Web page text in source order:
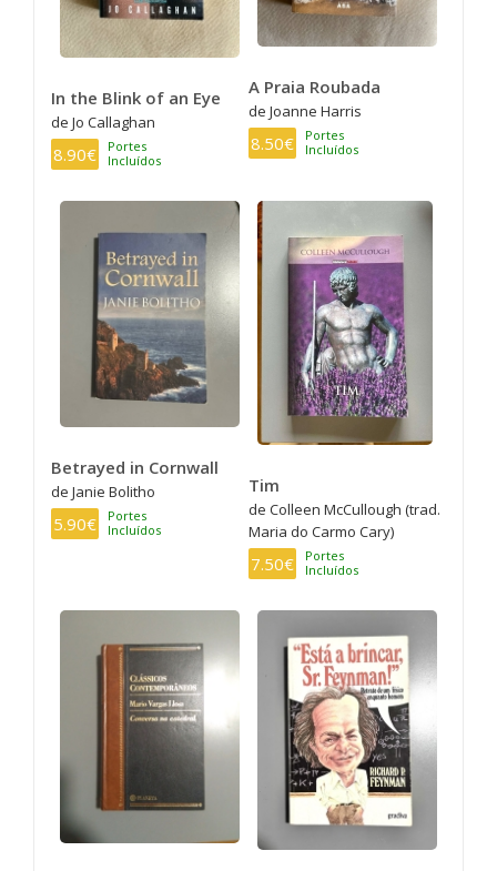
In the Blink of an Eye
de Jo Callaghan
8.90€
Portes
Incluídos
A Praia Roubada
de Joanne Harris
8.50€
Portes
Incluídos
Betrayed in Cornwall
de Janie Bolitho
5.90€
Portes
Incluídos
Tim
de Colleen McCullough (trad.
Maria do Carmo Cary)
7.50€
Portes
Incluídos